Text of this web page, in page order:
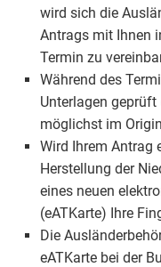
wird sich die
Antrags mit Ihnen
Termin zu
Während des
Unterlagen geprüft
möglichst im
Wird Ihrem Antrag
Herstellung der
eines neuen
(eATKarte) Ihre
Die
eATKarte bei der